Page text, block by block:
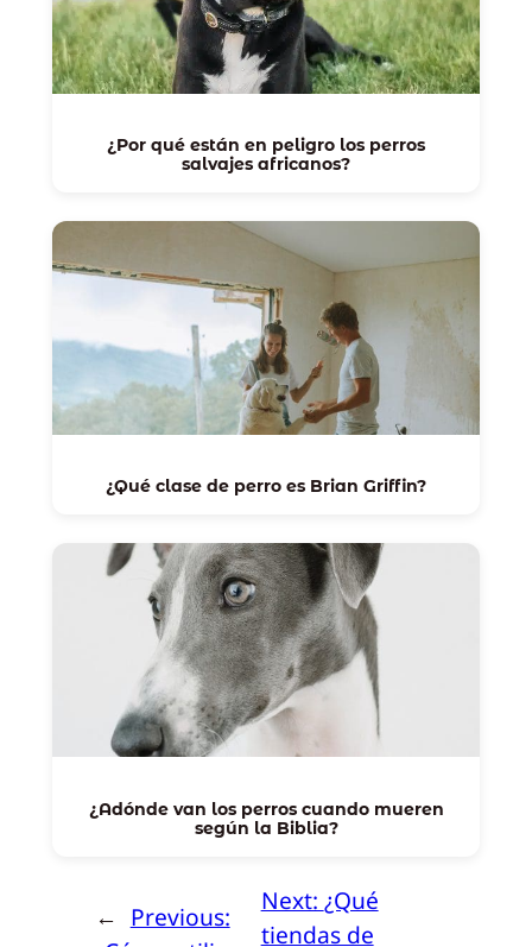
¿Por qué están en peligro los perros
salvajes africanos?
¿Qué clase de perro es Brian Griffin?
¿Adónde van los perros cuando mueren
según la Biblia?
← Previous:
Next: ¿Qué
tiendas de